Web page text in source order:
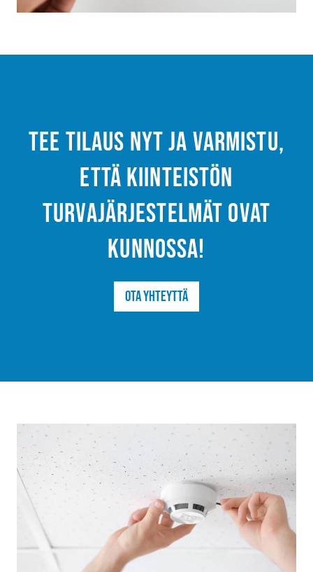
Tee tilaus nyt ja varmistu,
että kiinteistön
turvajärjestelmät ovat
kunnossa!
Ota yhteyttä